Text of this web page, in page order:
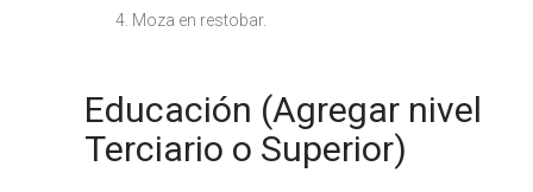
Moza en restobar.
Educación (Agregar nivel
Terciario o Superior)